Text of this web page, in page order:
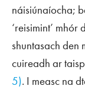
náisiúnaíocha;
‘reisimint’
shuntasach den
cuireadh ar
5). I measc na